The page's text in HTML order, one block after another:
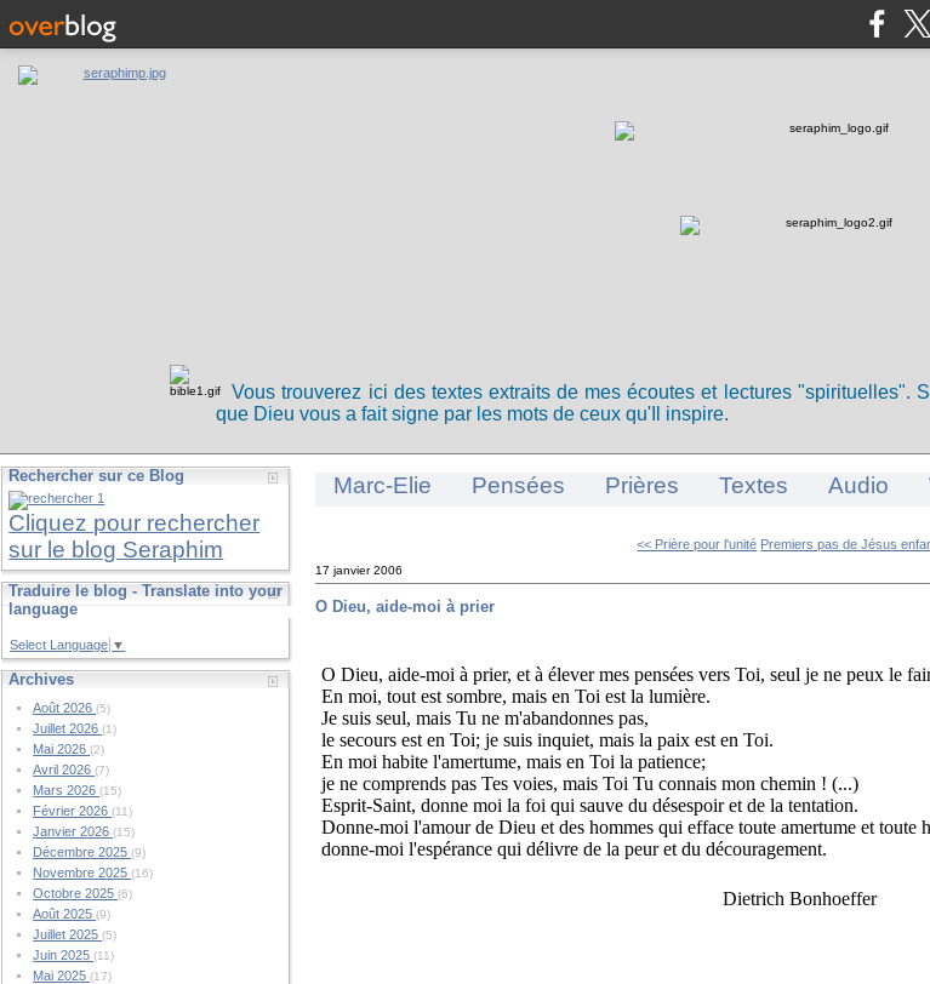
Vous trouverez ici des textes extraits de mes écoutes et lectures "spirituelles".
que Dieu vous a fait signe par les mots de ceux qu'Il inspire.
Rechercher sur ce Blog
Cliquez pour rechercher
sur le blog Seraphim
Traduire le blog - Translate into your
language
Select Language ▼
Archives
Août 2026(5)
Juillet 2026(1)
Mai 2026(2)
Avril 2026(7)
Mars 2026(15)
Février 2026(11)
Janvier 2026(15)
Décembre 2025(9)
Novembre 2025(16)
Octobre 2025(6)
Août 2025(9)
Juillet 2025(5)
Juin 2025(11)
Mai 2025(17)
Marc-Elie Pensées Prières Textes Audio
<< Prière pour l'unité Premiers pas de Jésus
17 janvier 2006
O Dieu, aide-moi à prier
O Dieu, aide-moi à prier, et à élever mes pensées vers Toi, seul je ne peux le
En moi, tout est sombre, mais en Toi est la lumière.
Je suis seul, mais Tu ne m'abandonnes pas,
le secours est en Toi; je suis inquiet, mais la paix est en Toi.
En moi habite l'amertume, mais en Toi la patience;
je ne comprends pas Tes voies, mais Toi Tu connais mon chemin ! (...)
Esprit-Saint, donne moi la foi qui sauve du désespoir et de la tentation.
Donne-moi l'amour de Dieu et des hommes qui efface toute amertume et toute
donne-moi l'espérance qui délivre de la peur et du découragement.
Dietrich Bonhoeffer